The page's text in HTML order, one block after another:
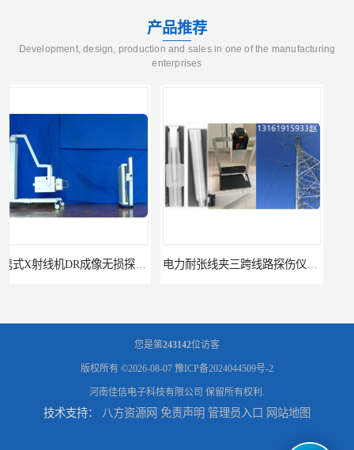
产品推荐
Development, design, production and sales in one of the manufacturing
enterprises
电力耐张线夹三跨线路探伤仪X射线机DR成像检测系统
您是第243142位访客
版权所有 ©2026-08-07 豫ICP备2024044509号-2
河南佳信电子科技有限公司 保留所有权利.
技术支持： 八方资源网 免责声明 管理员入口 网站地图